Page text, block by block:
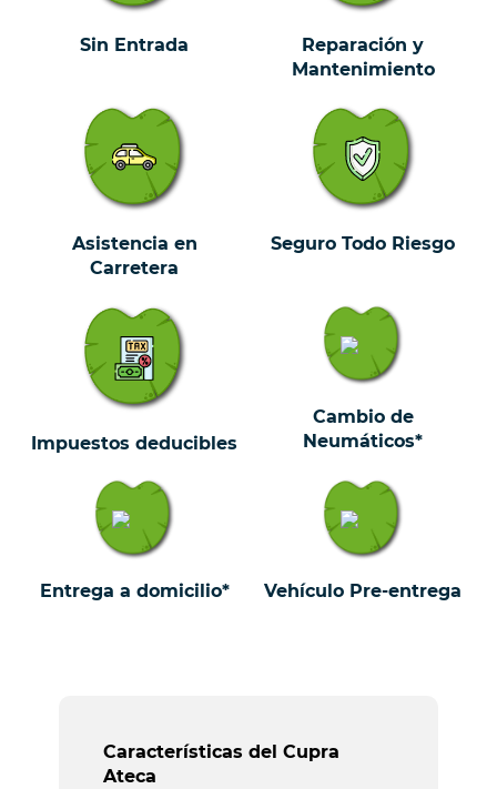
Sin Entrada
Reparación y
Mantenimiento
Asistencia en
Carretera
Seguro Todo Riesgo
Impuestos deducibles
Cambio de
Neumáticos*
Entrega a domicilio* Vehículo Pre-entrega
Características del Cupra
Ateca